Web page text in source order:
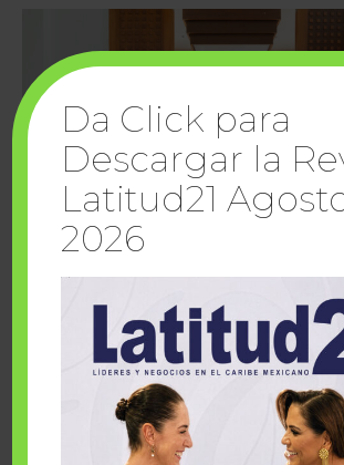
Cuando la solidaridad inspira;
sueños Fairmont Mayakoba y
Da Click para
Descargar la
Latitud21
2026